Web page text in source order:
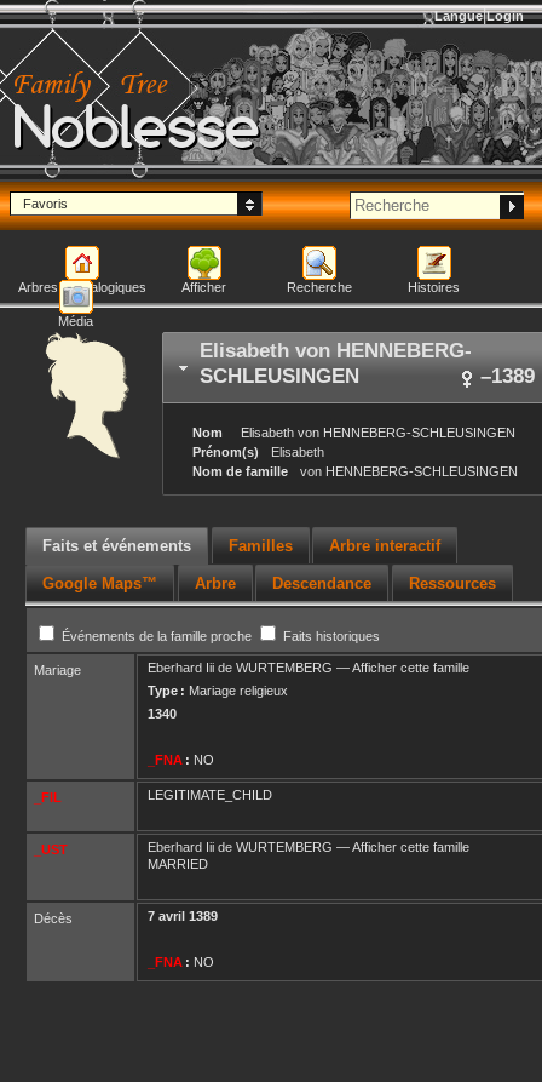
Noblesse
Langue Login
Favoris
Arbres généalogiques Afficher Recherche Histoires
Média
Elisabeth von HENNEBERG-
SCHLEUSINGEN
–1389
Nom Elisabeth von HENNEBERG-SCHLEUSINGEN
Prénom(s)
Elisabeth
Nom de famille
von HENNEBERG-SCHLEUSINGEN
Faits et événements Familles Arbre interactif
Google Maps™ Arbre Descendance Ressources
Événements de la famille proche Faits historiques
Mariage Eberhard Iii de WURTEMBERG —Afficher cette famille
Type : Mariage religieux
1340
_FNA : NO
_FIL LEGITIMATE_CHILD
_UST Eberhard Iii de WURTEMBERG —Afficher cette famille
MARRIED
Décès 7 avril 1389
_FNA : NO